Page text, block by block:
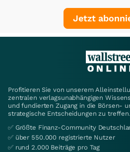
Jetzt
Profitieren Sie von unserem
zentralen verlagsunabhängigen
und fundierten Zugang in die Börsen-
strategische Entscheidungen zu treffen.
✅ Größte Finanz-Community
✅ über 550.000 registrierte Nutzer
✅ rund 2.000 Beiträge pro Tag